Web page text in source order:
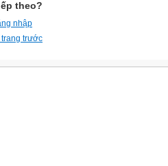
theo?
nhập
trước